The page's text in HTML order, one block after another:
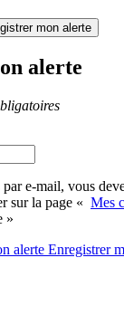
mon alerte
alerte
e-mail, vous
sur la page « Mes
»
alerte Enregistrer